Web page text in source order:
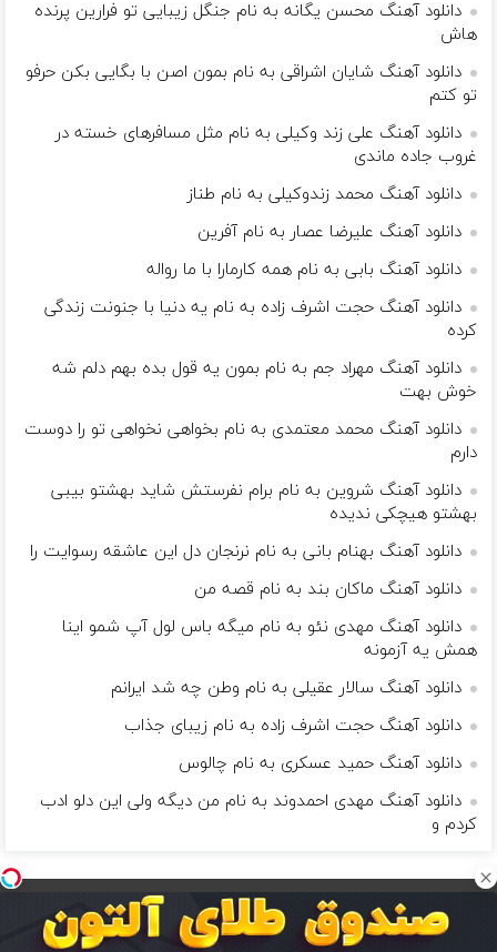
دانلود آهنگ محسن یگانه به نام جنگل زیبایی تو فرارین پرنده
هاش
دانلود آهنگ شایان اشراقی به نام بمون اصن با بگایی بکن حرفو
تو کتم
دانلود آهنگ علی زند وکیلی به نام مثل مسافرهای خسته در
غروب جاده ماندی
دانلود آهنگ محمد زندوکیلی به نام طناز
دانلود آهنگ علیرضا عصار به نام آفرین
دانلود آهنگ بابی به نام همه کارمارا با ما رواله
دانلود آهنگ حجت اشرف زاده به نام یه دنیا با جنونت زندگی
کرده
دانلود آهنگ مهراد جم به نام بمون یه قول بده بهم دلم شه
خوش بهت
دانلود آهنگ محمد معتمدی به نام بخواهی نخواهی تو را دوست
دارم
دانلود آهنگ شروین به نام برام نفرستش شاید بهشتو بیبی
بهشتو هیچکی ندیده
دانلود آهنگ بهنام بانی به نام نرنجان دل این عاشقه رسوایت را
دانلود آهنگ ماکان بند به نام قصه من
دانلود آهنگ مهدی نئو به نام میگه باس لول آپ شمو اینا
همش یه آزمونه
دانلود آهنگ سالار عقیلی به نام وطن چه شد ایرانم
دانلود آهنگ حجت اشرف زاده به نام زیبای جذاب
دانلود آهنگ حمید عسکری به نام چالوس
دانلود آهنگ مهدی احمدوند به نام من دیگه ولی این دلو ادب
کردم و
بگذار زندگی مانند موسیقی باشد و مرگ یک نت ناگفته...